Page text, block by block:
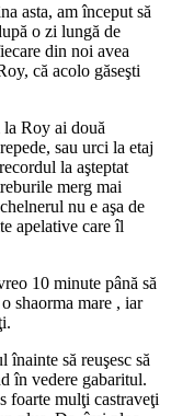
asta, am început să
o zi lungă de
din noi avea
că acolo găseşti
Roy ai două
sau urci la etaj
la aşteptat
merg mai
nu e aşa de
apelative care îl
10 minute până să
shaorma mare , iar
înainte să reuşesc să
în vedere gabaritul.
foarte mulţi castraveţi